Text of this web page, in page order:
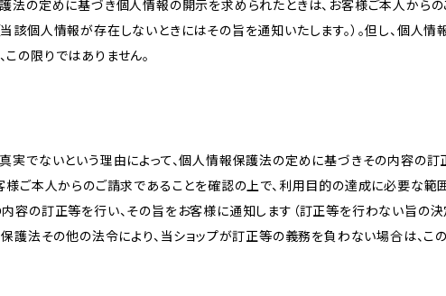
法の定めに基づき個人情報の開示を求められたときは、お客様ご本人から
該個人情報が存在しないときにはその旨を通知いたします。）。但し、個人
の限りではありません。
実でないという理由によって、個人情報保護法の定めに基づきその内容の訂
様ご本人からのご請求であることを確認の上で、利用目的の達成に必要な範
容の訂正等を行い、その旨をお客様に通知します（訂正等を行わない旨の
保護法その他の法令により、当ショップが訂正等の義務を負わない場合は、こ